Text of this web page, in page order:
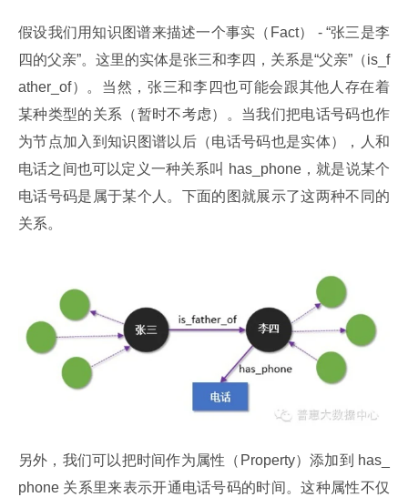
假设我们用知识图谱来描述一个事实（Fact） - “张三是李
四的父亲”。这里的实体是张三和李四，关系是“父亲”（is_f
ather_of）。当然，张三和李四也可能会跟其他人存在着
某种类型的关系（暂时不考虑）。当我们把电话号码也作
为节点加入到知识图谱以后（电话号码也是实体），人和
电话之间也可以定义一种关系叫 has_phone，就是说某个
电话号码是属于某个人。下面的图就展示了这两种不同的
关系。
另外，我们可以把时间作为属性（Property）添加到 has_
phone 关系里来表示开通电话号码的时间。这种属性不仅